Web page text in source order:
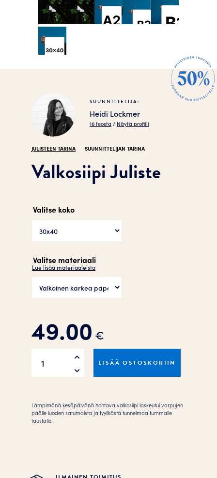
SUUNNITTELIJA:
Heidi Lockmer
16 teosta / Näytä profiili
JULISTEEN TARINA SUUNNITTELIJAN TARINA
Valkosiipi Juliste
Valitse koko
Valitse materiaali
Lue lisää materiaaleista
49.00 €
Juliste
LISÄÄ OSTOSKORIIN
Lämpimänä kesäpäivänä hohtava valkosiipi laskeutui varpujen
päälle luoden satumaista ja tyylikästä tunnelmaa tummalle
taustalle.